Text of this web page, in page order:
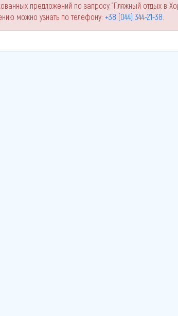
предложений по запросу "Пляжный отдых в
можно узнать по телефону: +38 (044) 344-21-38